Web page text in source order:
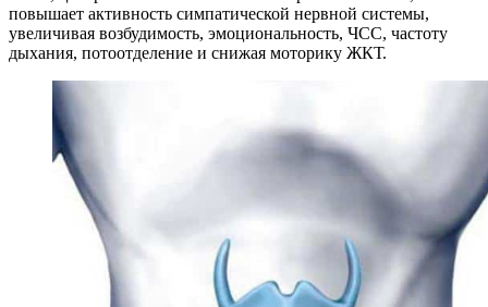
повышает активность симпатической нервной системы,
увеличивая возбудимость, эмоциональность, ЧСС, частоту
дыхания, потоотделение и снижая моторику ЖКТ.